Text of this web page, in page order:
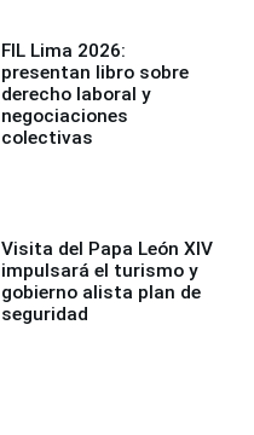
FIL Lima 2026:
presentan libro sobre
derecho laboral y
negociaciones
colectivas
Visita del Papa León XIV
impulsará el turismo y
gobierno alista plan de
seguridad